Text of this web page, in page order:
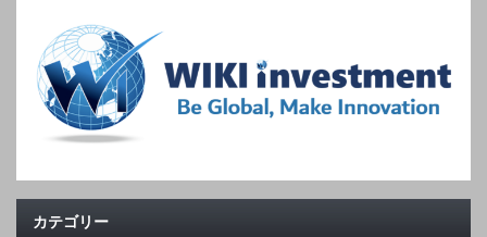
カテゴリー